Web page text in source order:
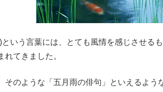
いう言葉には、とても風情を感じさせる
れてきました。
そのような「五月雨の俳句」といえるよ